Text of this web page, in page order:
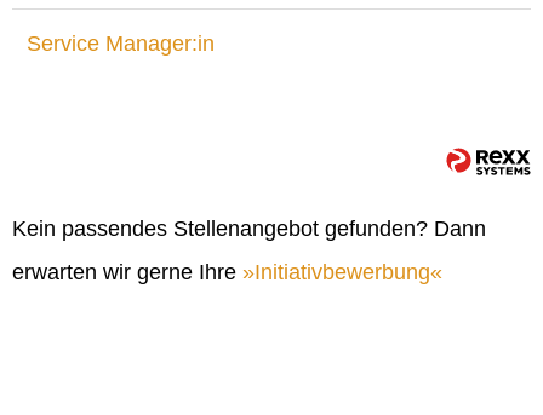
Service Manager:in
Kein passendes Stellenangebot gefunden? Dann
erwarten wir gerne Ihre
Initiativbewerbung